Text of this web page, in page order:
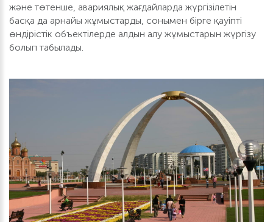
және төтенше, авариялық жағдайларда жүргізілетін
басқа да арнайы жұмыстарды, сонымен бірге қауіпті
өндірістік объектілерде алдын алу жұмыстарын жүргізу
болып табылады.